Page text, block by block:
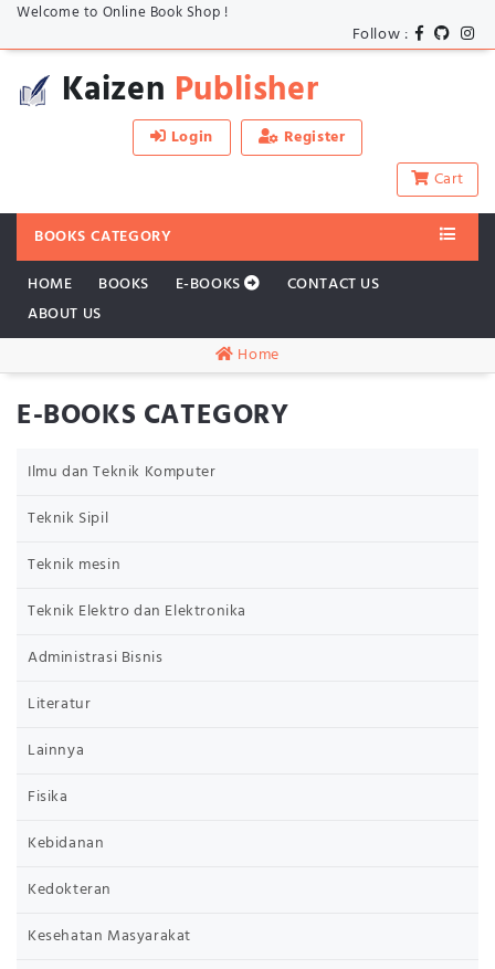
Welcome to Online Book Shop !
Follow :
Kaizen Publisher
Login
Register
Cart
BOOKS CATEGORY
HOME
BOOKS E-BOOKS
CONTACT US
ABOUT US
Home
E-BOOKS CATEGORY
Ilmu dan Teknik Komputer
Teknik Sipil
Teknik mesin
Teknik Elektro dan Elektronika
Administrasi Bisnis
Literatur
Lainnya
Fisika
Kebidanan
Kedokteran
Kesehatan Masyarakat